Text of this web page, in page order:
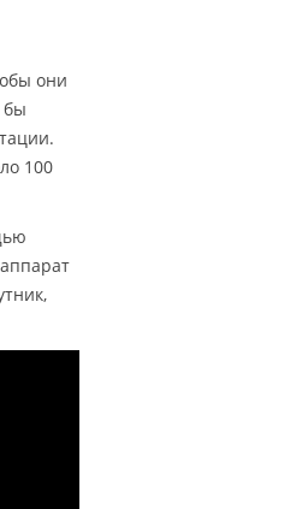
они
бы
100